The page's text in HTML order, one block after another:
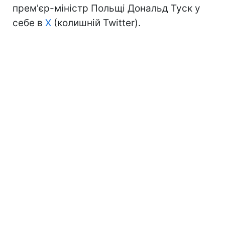
прем'єр-міністр Польщі Дональд Туск у
себе в X (колишній Twitter).